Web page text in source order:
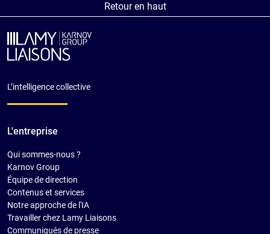
Retour en haut
L’intelligence collective
L'entreprise
Qui sommes-nous ?
Karnov Group
Équipe de direction
Contenus et services
Notre approche de l'IA
Travailler chez Lamy Liaisons
Communiqués de presse